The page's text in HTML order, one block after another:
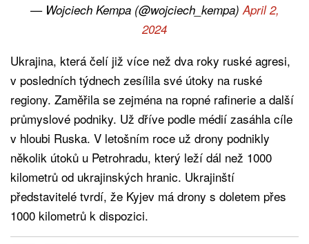
— Wojciech Kempa (@wojciech_kempa) April 2,
2024
Ukrajina, která čelí již více než dva roky ruské agresi,
v posledních týdnech zesílila své útoky na ruské
regiony. Zaměřila se zejména na ropné rafinerie a další
průmyslové podniky. Už dříve podle médií zasáhla cíle
v hloubi Ruska. V letošním roce už drony podnikly
několik útoků u Petrohradu, který leží dál než 1000
kilometrů od ukrajinských hranic. Ukrajinští
představitelé tvrdí, že Kyjev má drony s doletem přes
1000 kilometrů k dispozici.